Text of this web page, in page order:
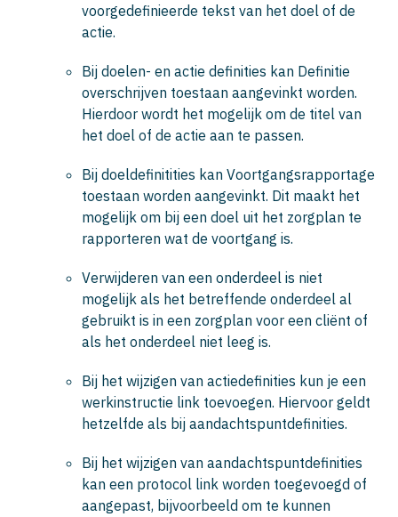
voorgedefinieerde tekst van het doel of de
actie.
Bij doelen- en actie definities kan Definitie
overschrijven toestaan aangevinkt worden.
Hierdoor wordt het mogelijk om de titel van
het doel of de actie aan te passen.
Bij doeldefinitities kan Voortgangsrapportage
toestaan worden aangevinkt. Dit maakt het
mogelijk om bij een doel uit het zorgplan te
rapporteren wat de voortgang is.
Verwijderen van een onderdeel is niet
mogelijk als het betreffende onderdeel al
gebruikt is in een zorgplan voor een cliënt of
als het onderdeel niet leeg is.
Bij het wijzigen van actiedefinities kun je een
werkinstructie link toevoegen. Hiervoor geldt
hetzelfde als bij aandachtspuntdefinities.
Bij het wijzigen van aandachtspuntdefinities
kan een protocol link worden toegevoegd of
aangepast, bijvoorbeeld om te kunnen